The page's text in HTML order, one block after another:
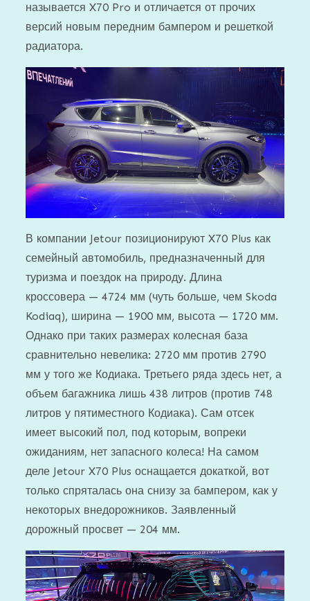
называется X70 Pro и отличается от прочих
версий новым передним бампером и решеткой
радиатора.
В компании Jetour позиционируют X70 Plus как
семейный автомобиль, предназначенный для
туризма и поездок на природу. Длина
кроссовера — 4724 мм (чуть больше, чем Skoda
Kodiaq), ширина — 1900 мм, высота — 1720 мм.
Однако при таких размерах колесная база
сравнительно невелика: 2720 мм против 2790
мм у того же Кодиака. Третьего ряда здесь нет, а
объем багажника лишь 438 литров (против 748
литров у пятиместного Кодиака). Сам отсек
имеет высокий пол, под которым, вопреки
ожиданиям, нет запасного колеса! На самом
деле Jetour X70 Plus оснащается докаткой, вот
только спряталась она снизу за бампером, как у
некоторых внедорожников. Заявленный
дорожный просвет — 204 мм.